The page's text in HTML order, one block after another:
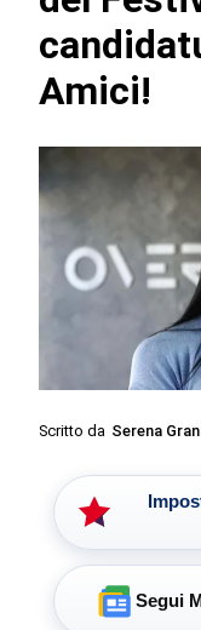
Amici!
Scritto da Serena
Segui